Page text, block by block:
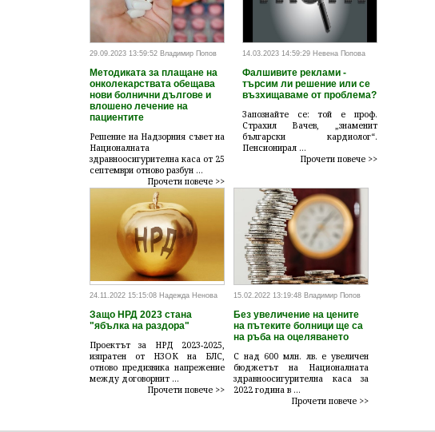
29.09.2023 13:59:52 Владимир Попов
Методиката за плащане на
онколекарствата обещава
нови болнични дългове и
влошено лечение на
пациентите
Решение на Надзорния съвет на
Националната
здравноосигурителна каса от 25
септември отново разбун ...
Прочети повече >>
14.03.2023 14:59:29 Невена Попова
Фалшивите реклами -
търсим ли решение или се
възхищаваме от проблема?
Запознайте се: той е проф.
Страхил Вачев, „знаменит
български кардиолог“.
Пенсионирал ...
Прочети повече >>
24.11.2022 15:15:08 Надежда Ненова
Защо НРД 2023 стана
"ябълка на раздора"
Проектът за НРД 2023-2025,
изпратен от НЗОК на БЛС,
отново предизвика напрежение
между договорнит ...
Прочети повече >>
15.02.2022 13:19:48 Владимир Попов
Без увеличение на цените
на пътеките болници ще са
на ръба на оцеляването
С над 600 млн. лв. е увеличен
бюджетът на Националната
здравноосигурителна каса за
2022 година в ...
Прочети повече >>